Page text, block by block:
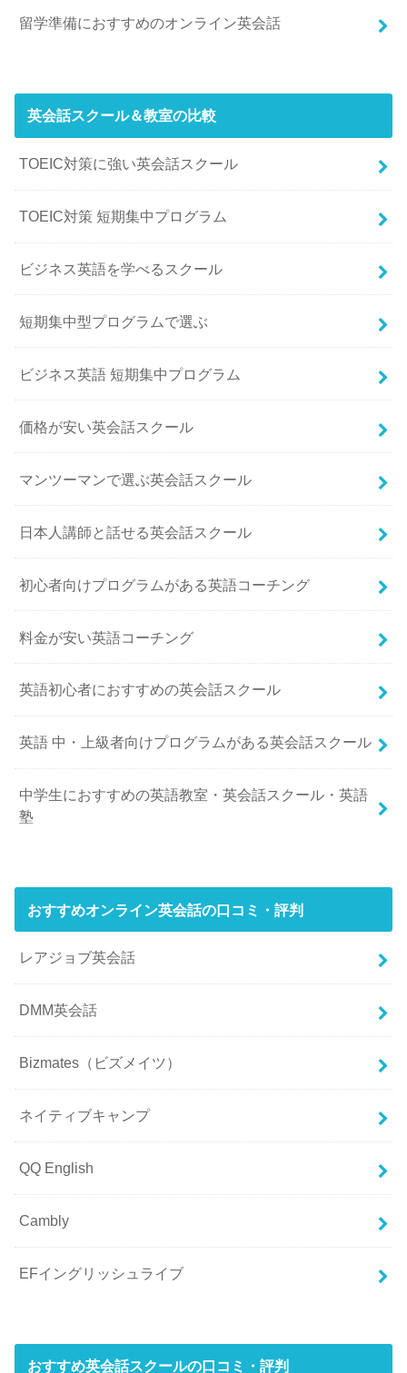
留学準備におすすめのオンライン英会話
英会話スクール＆教室の比較
TOEIC対策に強い英会話スクール
TOEIC対策 短期集中プログラム
ビジネス英語を学べるスクール
短期集中型プログラムで選ぶ
ビジネス英語 短期集中プログラム
価格が安い英会話スクール
マンツーマンで選ぶ英会話スクール
日本人講師と話せる英会話スクール
初心者向けプログラムがある英語コーチング
料金が安い英語コーチング
英語初心者におすすめの英会話スクール
英語 中・上級者向けプログラムがある英会話スクール
中学生におすすめの英語教室・英会話スクール・英語
塾
おすすめオンライン英会話の口コミ・評判
レアジョブ英会話
DMM英会話
Bizmates（ビズメイツ）
ネイティブキャンプ
QQ English
Cambly
EFイングリッシュライブ
おすすめ英会話スクールの口コミ・評判